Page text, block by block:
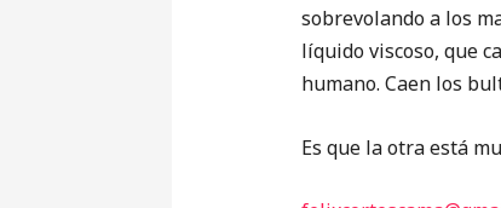
sobrevolando a los
líquido viscoso, que
humano. Caen los
Es que la otra está